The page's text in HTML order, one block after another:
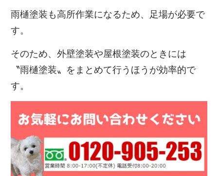
雨樋塗装も高所作業になるため、足場が必要で
す。
そのため、外壁塗装や屋根塗装のときには
〝雨樋塗装〟 をまとめて行うほうが効率的で
す。